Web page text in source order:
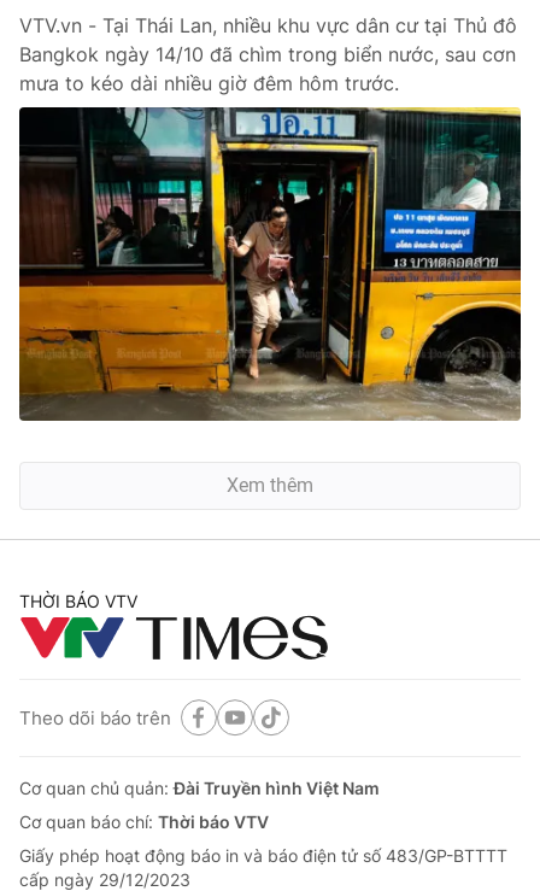
VTV.vn - Tại Thái Lan, nhiều khu vực dân cư tại Thủ đô
Bangkok ngày 14/10 đã chìm trong biển nước, sau cơn
mưa to kéo dài nhiều giờ đêm hôm trước.
Xem thêm
THỜI BÁO VTV
Theo dõi báo trên
Cơ quan chủ quản:Đài Truyền hình Việt Nam
Cơ quan báo chí: Thời báo VTV
Giấy phép hoạt động báo in và báo điện tử số 483/GP-BTTTT
cấp ngày 29/12/2023